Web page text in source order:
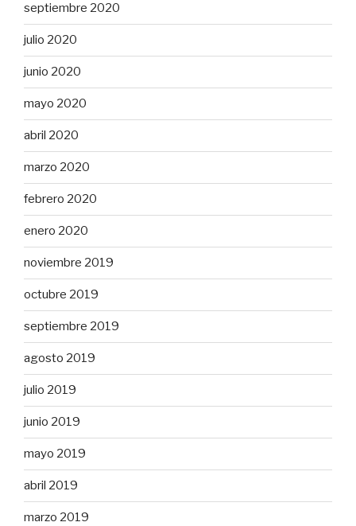
septiembre 2020
julio 2020
junio 2020
mayo 2020
abril 2020
marzo 2020
febrero 2020
enero 2020
noviembre 2019
octubre 2019
septiembre 2019
agosto 2019
julio 2019
junio 2019
mayo 2019
abril 2019
marzo 2019